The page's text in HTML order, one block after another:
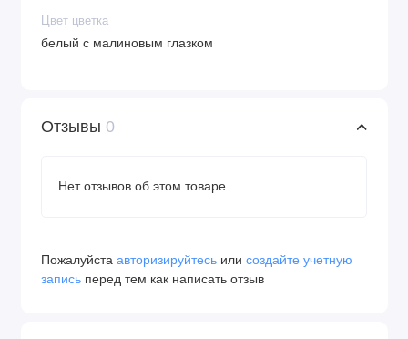
Цвет цветка
белый с малиновым глазком
Отзывы 0
Нет отзывов об этом товаре.
Пожалуйста авторизируйтесь или создайте учетную
запись перед тем как написать отзыв